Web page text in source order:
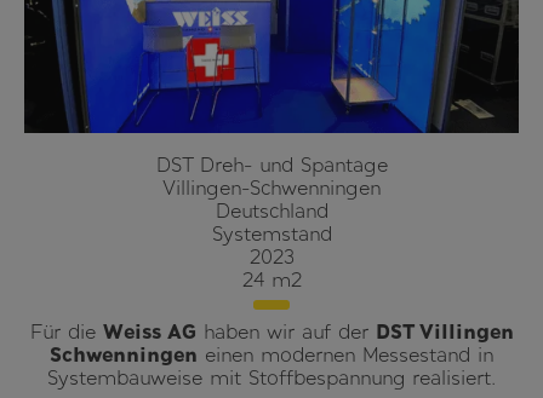
DST Dreh- und Spantage
Villingen-Schwenningen
Deutschland
Systemstand
2023
24 m²
Für die Weiss AG haben wir auf der DST Villingen
Schwenningen einen modernen Messestand in
Systembauweise mit Stoffbespannung realisiert.